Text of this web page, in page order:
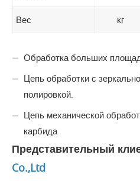
Вес кг
Обработка больших
Цепь обработки с
полировкой.
Цепь механической
карбида
Представительный
Co.,Ltd